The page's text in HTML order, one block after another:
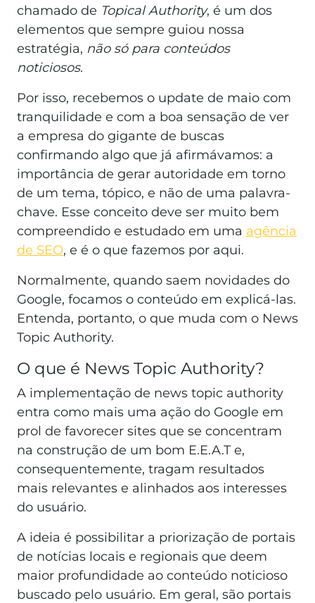
chamado de Topical Authority, é um dos
elementos que sempre guiou nossa
estratégia, não só para conteúdos
noticiosos.
Por isso, recebemos o update de maio com
tranquilidade e com a boa sensação de ver
a empresa do gigante de buscas
confirmando algo que já afirmávamos: a
importância de gerar autoridade em torno
de um tema, tópico, e não de uma palavra-
chave. Esse conceito deve ser muito bem
compreendido e estudado em uma agência
de SEO, e é o que fazemos por aqui.
Normalmente, quando saem novidades do
Google, focamos o conteúdo em explicá-las.
Entenda, portanto, o que muda com o News
Topic Authority.
O que é News Topic Authority?
A implementação de news topic authority
entra como mais uma ação do Google em
prol de favorecer sites que se concentram
na construção de um bom E.E.A.T e,
consequentemente, tragam resultados
mais relevantes e alinhados aos interesses
do usuário.
A ideia é possibilitar a priorização de portais
de notícias locais e regionais que deem
maior profundidade ao conteúdo noticioso
buscado pelo usuário. Em geral, são portais